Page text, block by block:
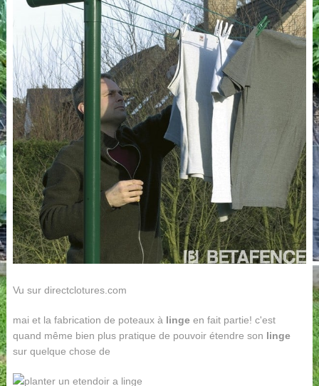
Vu sur directclotures.com
mai et la fabrication de poteaux à lingeen fait partie! c'est
quand même bien plus pratique de pouvoir étendre son linge
sur quelque chose de